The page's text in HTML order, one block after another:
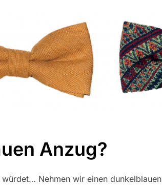
Anzug?
Nehmen wir einen dunkelblauen